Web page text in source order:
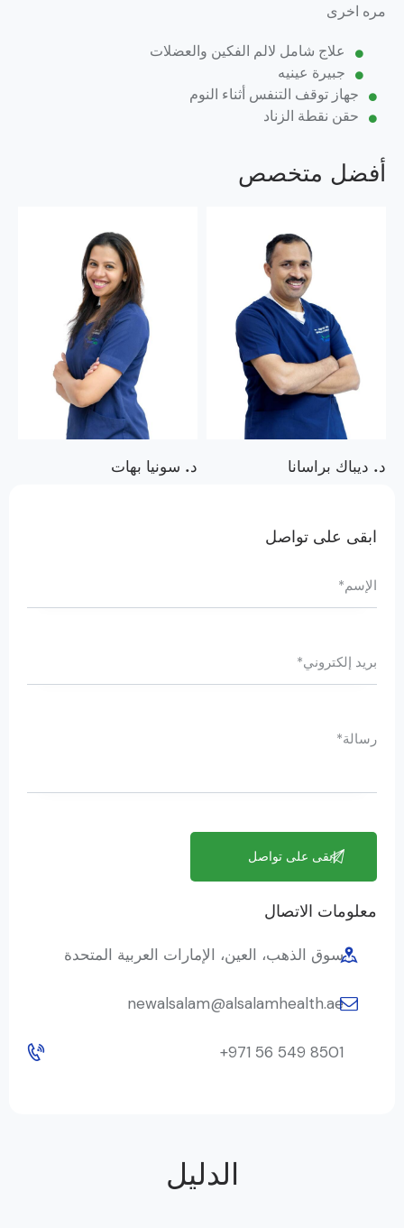
مره اخرى
علاج شامل لالم الفكين والعضلات
جبيرة عينيه
جهاز توقف التنفس أثناء النوم
حقن نقطة الزناد
أفضل متخصص
د. ديباك براسانا د. سونيا بهات
ابقى على تواصل
معلومات الاتصال
سوق الذهب، العين، الإمارات العربية المتحدة
newalsalam@alsalamhealth.ae
+971 56 549 8501
الدليل